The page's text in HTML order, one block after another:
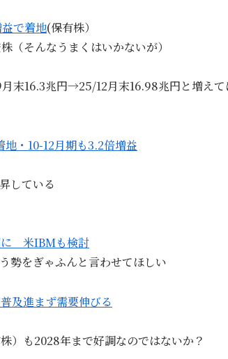
で着地(保有株）
そんなうまくはいかないが）
末16.3兆円→25/12月末16.98兆円と増えて
・10-12月期も3.2倍増益
している
に 米IBMも検討
勢をぎゃふんと言わせてほしい
及進まず需要伸びる
）も2028年まで好調なのではないか？